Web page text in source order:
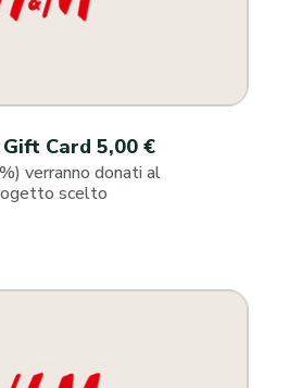
Card 5,00 €
verranno donati al
scelto